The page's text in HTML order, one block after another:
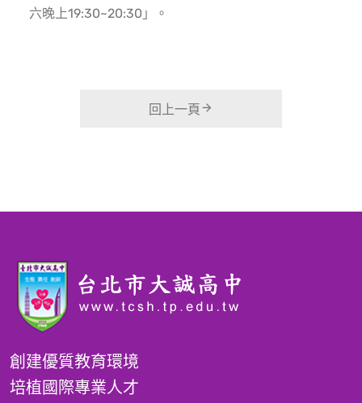
六晚上19:30~20:30」。
回上一頁
創建優質教育環境
培植國際專業人才